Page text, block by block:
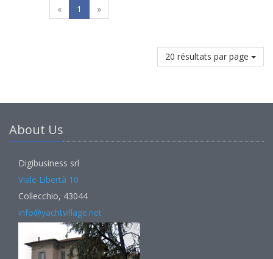
« 1 »
20 résultats par page
About Us
Digibusiness srl
Viale Libertà 10
Collecchio, 43044
info@yachtvillage.net